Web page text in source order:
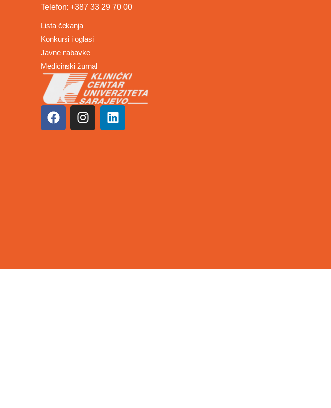
Telefon: +387 33 29 70 00
Lista čekanja
Konkursi i oglasi
Javne nabavke
Medicinski žurnal